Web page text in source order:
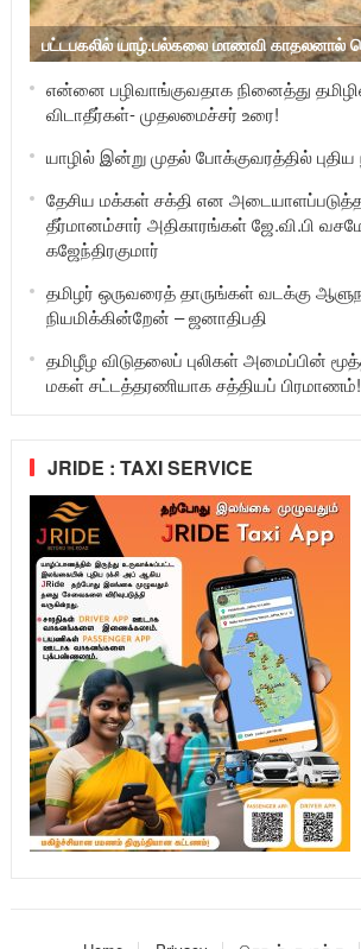
பட்டபகலில் யாழ்.பல்கலை மாணவி
என்னை பழிவாங்குவதாக நினைத்து
விடாதீர்கள்- முதலமைச்சர் உரை!
யாழில் இன்று முதல் போக்குவரத்தில்
தேசிய மக்கள் சக்தி என
தீர்மானம்சார் அதிகாரங்கள் ஜே.வி.பி
கஜேந்திரகுமார்
தமிழர் ஒருவரைத் தாருங்கள் வடக்கு
நியமிக்கின்றேன் – ஜனாதிபதி
தமிழீழ விடுதலைப் புலிகள் அமைப்பின்
மகள் சட்டத்தரணியாக சத்தியப்
JRIDE : TAXI SERVICE